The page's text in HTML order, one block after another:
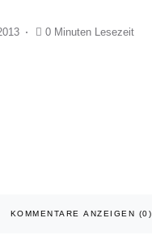
0 Minuten Lesezeit
KOMMENTARE ANZEIGEN (0)